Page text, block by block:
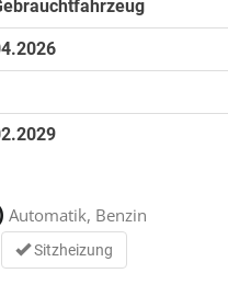
Automatik, Benzin
Sitzheizung